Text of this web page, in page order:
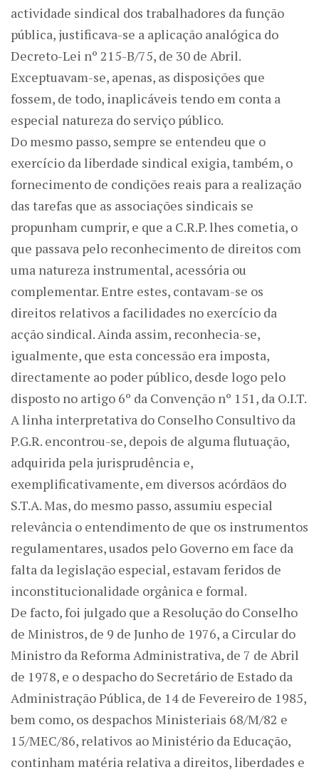
actividade sindical dos trabalhadores da função
pública, justificava-se a aplicação analógica do
Decreto-Lei nº 215-B/75, de 30 de Abril.
Exceptuavam-se, apenas, as disposições que
fossem, de todo, inaplicáveis tendo em conta a
especial natureza do serviço público.
Do mesmo passo, sempre se entendeu que o
exercício da liberdade sindical exigia, também, o
fornecimento de condições reais para a realização
das tarefas que as associações sindicais se
propunham cumprir, e que a C.R.P. lhes cometia, o
que passava pelo reconhecimento de direitos com
uma natureza instrumental, acessória ou
complementar. Entre estes, contavam-se os
direitos relativos a facilidades no exercício da
acção sindical. Ainda assim, reconhecia-se,
igualmente, que esta concessão era imposta,
directamente ao poder público, desde logo pelo
disposto no artigo 6º da Convenção nº 151, da O.I.T.
A linha interpretativa do Conselho Consultivo da
P.G.R. encontrou-se, depois de alguma flutuação,
adquirida pela jurisprudência e,
exemplificativamente, em diversos acórdãos do
S.T.A. Mas, do mesmo passo, assumiu especial
relevância o entendimento de que os instrumentos
regulamentares, usados pelo Governo em face da
falta da legislação especial, estavam feridos de
inconstitucionalidade orgânica e formal.
De facto, foi julgado que a Resolução do Conselho
de Ministros, de 9 de Junho de 1976, a Circular do
Ministro da Reforma Administrativa, de 7 de Abril
de 1978, e o despacho do Secretário de Estado da
Administração Pública, de 14 de Fevereiro de 1985,
bem como, os despachos Ministeriais 68/M/82 e
15/MEC/86, relativos ao Ministério da Educação,
continham matéria relativa a direitos, liberdades e